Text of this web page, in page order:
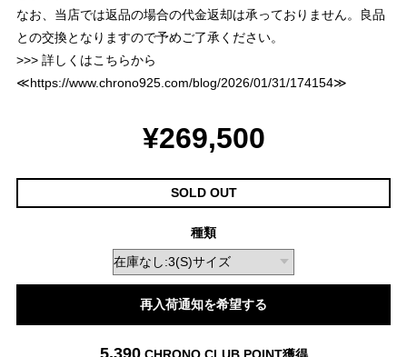
なお、当店では返品の場合の代金返却は承っておりません。良品
との交換となりますので予めご了承ください。
>>> 詳しくはこちらから
≪https://www.chrono925.com/blog/2026/01/31/174154≫
¥269,500
SOLD OUT
種類
再入荷通知を希望する